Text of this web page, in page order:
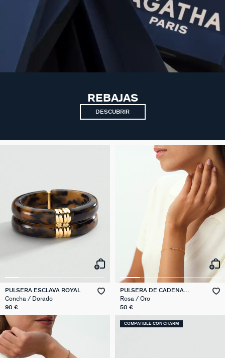
REBAJAS
DESCUBRIR
PULSERA ESCLAVA ROYAL
Concha / Dorado
90 €
PULSERA DE CADENA
BELOVED
Rosa / Oro
50 €
COMPATIBLE CON CHARM